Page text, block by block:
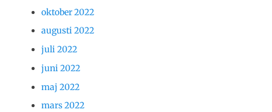
oktober 2022
augusti 2022
juli 2022
juni 2022
maj 2022
mars 2022